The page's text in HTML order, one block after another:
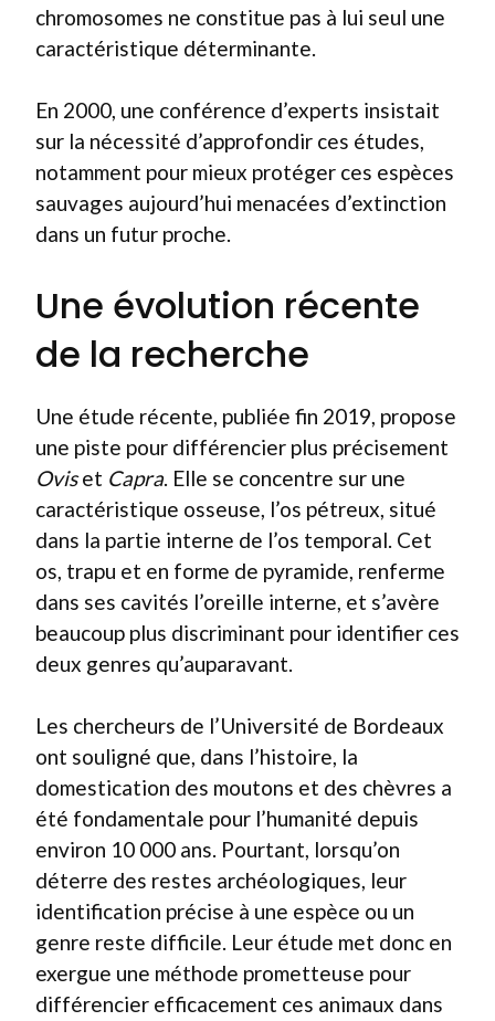
chromosomes ne constitue pas à lui seul une
caractéristique déterminante.
En 2000, une conférence d’experts insistait
sur la nécessité d’approfondir ces études,
notamment pour mieux protéger ces espèces
sauvages aujourd’hui menacées d’extinction
dans un futur proche.
Une évolution récente
de la recherche
Une étude récente, publiée fin 2019, propose
une piste pour différencier plus précisement
Oviset Capra. Elle se concentre sur une
caractéristique osseuse, l’os pétreux, situé
dans la partie interne de l’os temporal. Cet
os, trapu et en forme de pyramide, renferme
dans ses cavités l’oreille interne, et s’avère
beaucoup plus discriminant pour identifier ces
deux genres qu’auparavant.
Les chercheurs de l’Université de Bordeaux
ont souligné que, dans l’histoire, la
domestication des moutons et des chèvres a
été fondamentale pour l’humanité depuis
environ 10 000 ans. Pourtant, lorsqu’on
déterre des restes archéologiques, leur
identification précise à une espèce ou un
genre reste difficile. Leur étude met donc en
exergue une méthode prometteuse pour
différencier efficacement ces animaux dans